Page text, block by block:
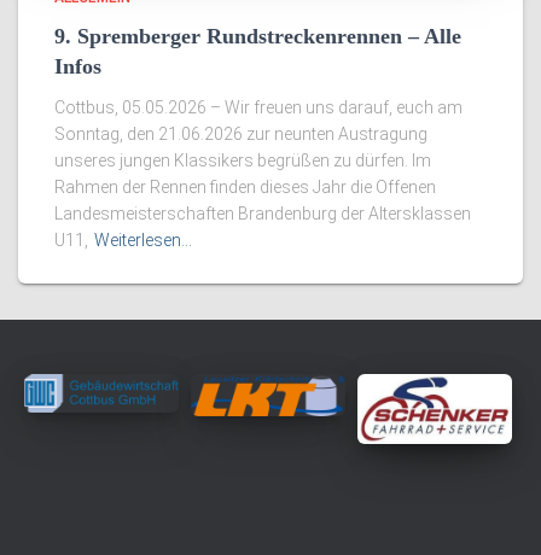
9. Spremberger Rundstreckenrennen – Alle
Infos
Cottbus, 05.05.2026 – Wir freuen uns darauf, euch am
Sonntag, den 21.06.2026 zur neunten Austragung
unseres jungen Klassikers begrüßen zu dürfen. Im
Rahmen der Rennen finden dieses Jahr die Offenen
Landesmeisterschaften Brandenburg der Altersklassen
U11,
Weiterlesen…